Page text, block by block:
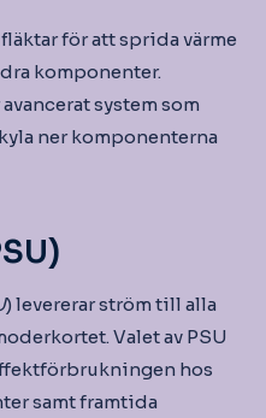
för att sprida värme
komponenter.
avancerat system som
ner komponenterna
) levererar ström till alla
Valet av PSU
hos
samt framtida